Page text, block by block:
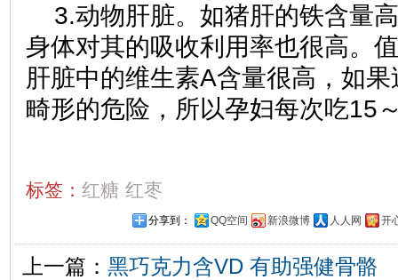
3.动物肝脏。如猪肝的铁含量
身体对其的吸收利用率也很高。
肝脏中的维生素A含量很高，如
畸形的危险，所以孕妇每次吃15
标签： 红糖 红枣
分享到： QQ空间 新浪微博 人人网 开
上一篇： 黑巧克力含VD 有助强健骨骼